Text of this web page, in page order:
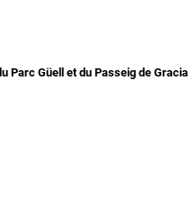
Parc Güell et du Passeig de Gracia